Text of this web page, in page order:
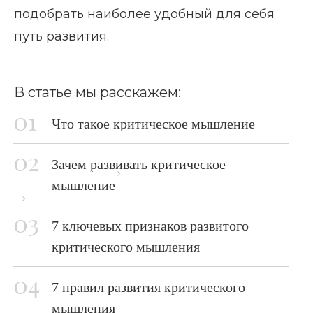
Главная страница
Блог
подобрать наиболее удобный для себя
путь развития.
В статье мы расскажем:
Что такое критическое мышление
Зачем развивать критическое
мышление
7 ключевых признаков развитого
критического мышления
7 правил развития критического
мышления